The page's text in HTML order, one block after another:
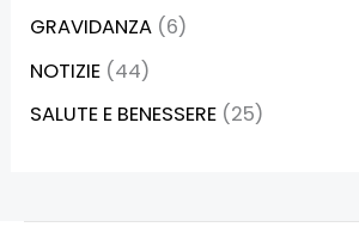
GRAVIDANZA (6)
NOTIZIE (44)
SALUTE E BENESSERE (25)